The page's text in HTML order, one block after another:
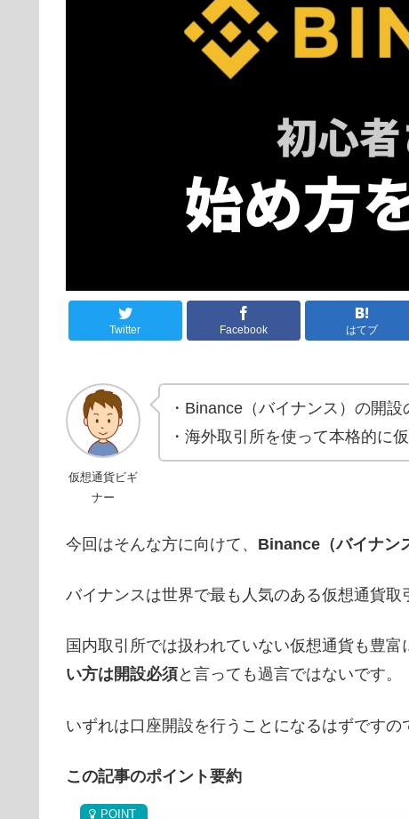
Twitter Facebook はてブ
仮想通貨ビギ
ナー
・Binance（バイナンス）の開設
・海外取引所を使って本格的に
今回はそんな方に向けて、 Binance（バイナン
バイナンスは世界で最も人気のある仮想通貨取
国内取引所では扱われていない仮想通貨も豊富
い方は開設必須と言っても過言ではないです。
いずれは口座開設を行うことになるはずです
この記事のポイント要約